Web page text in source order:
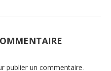
publier un commentaire.